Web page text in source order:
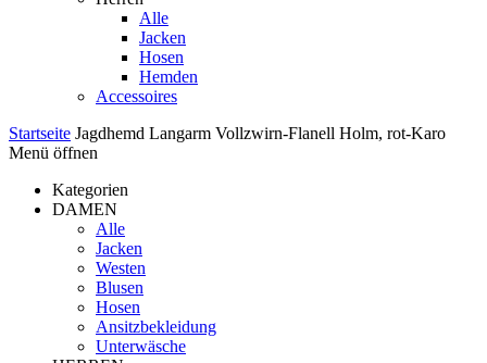
Alle
Jacken
Hosen
Hemden
Accessoires
Startseite Jagdhemd Langarm Vollzwirn-Flanell Holm, rot-Karo
Menü öffnen
Kategorien
DAMEN
Alle
Jacken
Westen
Blusen
Hosen
Ansitzbekleidung
Unterwäsche